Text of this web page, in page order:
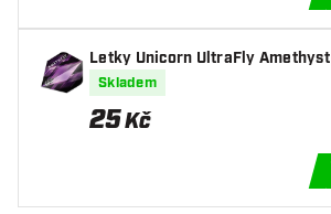
Letky Unicorn UltraFly Amethyst
Skladem
25Kč